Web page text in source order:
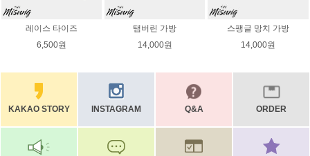
레이스 타이즈
6,500원
탬버린 가방
14,000원
스팽글 망치 가방
14,000원
KAKAO STORY INSTAGRAM Q&A ORDER